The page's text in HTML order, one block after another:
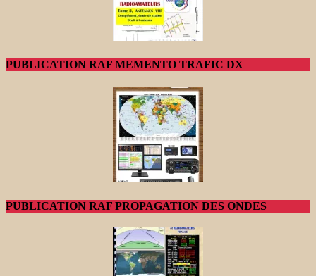
PUBLICATION RAF MEMENTO TRAFIC DX
PUBLICATION RAF PROPAGATION DES ONDES